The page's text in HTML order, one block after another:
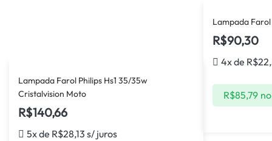
Lampada Farol Philips Hs1 35/35w
Cristalvision Moto
R$140,66
5x de R$28,13 s/ juros
Lampada
R$90,30
4x de R$
R$85,79